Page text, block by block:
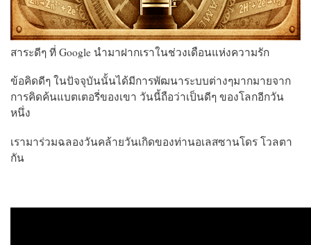
สาระดีๆ ที่ Google นำมาฝากเราในช่วงเดือนแห่งความรัก
ข้อคิดดีๆ ในปัจจุบันนั้นได้มีการพัฒนาระบบต่างๆมากมายจาก
การคิดค้นแบตเตอรี่ของเขา วันนี้ถือว่าเป็นดีๆ ของโลกอีกวัน
หนึ่ง
เรามาร่วมฉลองวันคล้ายวันเกิดของท่านอเลสซานโดร โวลตา
กัน